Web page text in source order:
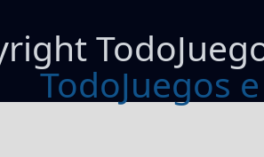
TodoJuegos